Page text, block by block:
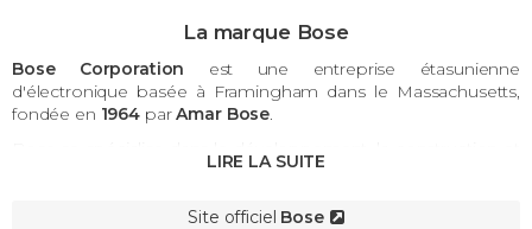
La marque Bose
Bose Corporation est une entreprise étasunienne
d'électronique basée à Framingham dans le Massachusetts,
fondée en 1964 parAmar Bose.
la vente d'enceintes, de systèmes audio domestiques,
bateaux) haut de gamme, de technologies d'isolation
Site officiel Bose